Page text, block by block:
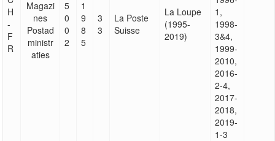
H
-
F
R
Magazi
nes
Postad
ministr
aties
5
0
0
2
1
9
8
5
3
3
La Poste
Suisse
La Loupe
(1995-
2019)
1,
1998-
3&4,
1999-
2010,
2016-
2-4,
2017-
2018,
2019-
1-3